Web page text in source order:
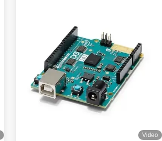
Video